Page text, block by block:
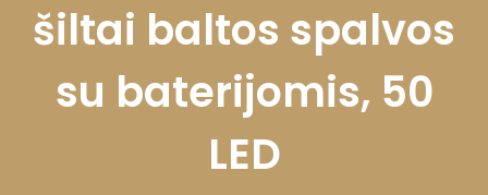
šiltai baltos spalvos
su baterijomis, 50
LED